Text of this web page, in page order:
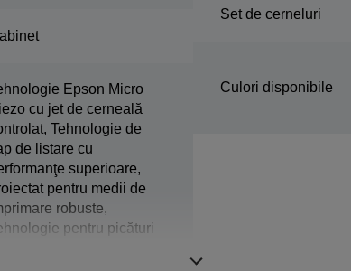
Epson Micro
cu jet de cerneală
Tehnologie de
de listare cu
superioare,
pentru medii de
robuste,
pentru picături
Set de cerneluri
Culori disponibile